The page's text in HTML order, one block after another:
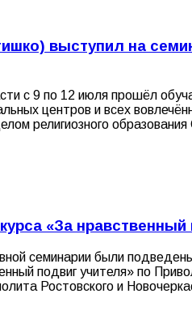
выступил на
с 9 по 12 июля прошёл
центров и всех
религиозного
«За
семинарии были
подвиг учителя» по
Ростовского и